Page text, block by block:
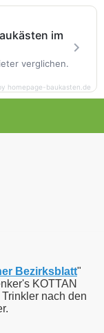
Bezirksblatt"
KOTTAN
nach den
im
verglichen.
homepage-baukasten.de